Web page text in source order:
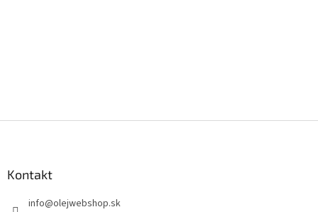
Kontakt
info@olejwebshop.sk